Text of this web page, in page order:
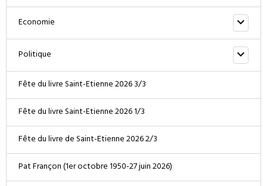
Economie
Politique
Fête du livre Saint-Etienne 2026 3/3
Fête du livre Saint-Etienne 2026 1/3
Fête du livre de Saint-Etienne 2026 2/3
Pat Françon (1er octobre 1950-27 juin 2026)